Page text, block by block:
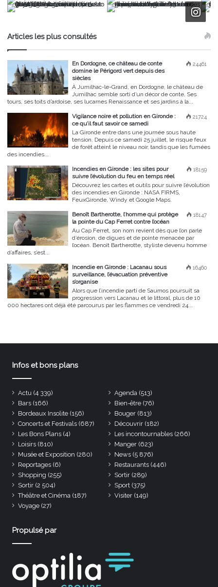
Articles les plus consultés
24461
En Dordogne, ce château de conte
domine le Périgord vert depuis des
siècles
À Jumilhac-le-Grand, en Dordogne, le château de
Jumilhac semble sorti d’un décor de conte. Ses
tours, ses toits d’ardoise, ses lucarnes Renaissance et ses jardins à la...
21724
Vigilance noire et pollution en Gironde :
ce qu’il faut savoir ce samedi
La Gironde entre dans une journée sous haute
tension. Depuis ce samedi 25 juillet, le risque feux
de forêt atteint le niveau noir, tandis que les fumées
des incendies...
18159
Incendies en Gironde : les sites pour
suivre l’évolution du feu en temps réel
Découvrez les cartes et outils pour suivre l’évolution
des incendies en Gironde : NASA FIRMS,
FeuxGironde, Windy et Google Maps.
18147
Benoît Bartherotte, l’homme qui protège
la pointe du Cap Ferret contre l’océan
Au Cap Ferret, son nom revient dès que l’on parle
d’érosion, de digues et de pointe menacée par
l’océan. Benoît Bartherotte, styliste devenu homme
d’affaires, s’est...
16460
Incendie en Gironde : Lacanau sous
surveillance, l’évacuation préventive
s’organise
Alors que l’incendie parti de Saumos poursuit sa
progression vers Lacanau et le littoral, plus de 10
000 hectares ont déjà été parcourus par les flammes ce vendredi 24...
Infos et bons plans
Actu (4 339) Agenda (513)
Bars (166) Bien-être (76)
Bordeaux Insolite (156) Bouger (813)
Concerts et Festivals (687) Découvrir (182)
Les Bons Plans (4) Les incontournables (266)
Loisirs (810) Manger (623)
Musée et Exposition (280) News (5 876)
Reportages (6) Restaurants (446)
Shopping (255) Sortir (289)
Sortir (2 504) Sport (375)
Théâtre et Cinéma (187) Visiter (149)
Voyage (27)
Propulsé par